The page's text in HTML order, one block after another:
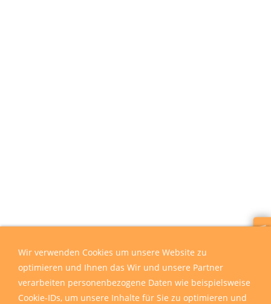
Wir verwenden Cookies um unsere Website zu
optimieren und Ihnen das Wir und unsere Partner
verarbeiten personenbezogene Daten wie beispielsweise
Cookie-IDs, um unsere Inhalte für Sie zu optimieren und